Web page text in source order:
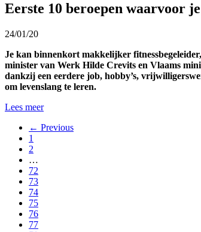
Eerste 10 beroepen waarvoor
24/01/20
Je kan binnenkort makkelijker
minister van Werk Hilde Crevits en Vlaams
dankzij een eerdere job, hobby’s,
om levenslang te leren.
Lees meer
← Previous
1
2
…
72
73
74
75
76
77